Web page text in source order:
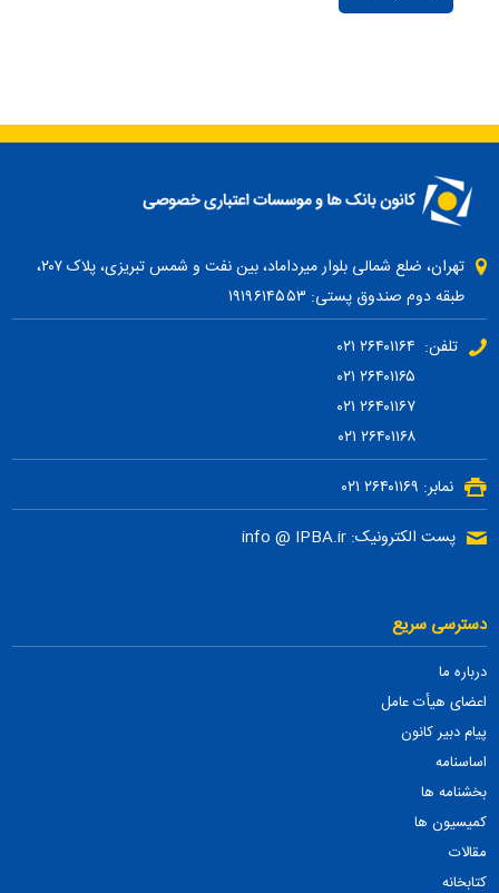
تهران، ضلع شمالی بلوار میرداماد، بین نفت و شمس تبریزی، پلاک ۲۰۷،
طبقه دوم صندوق پستی: ۱۹۱۹۶۱۴۵۵۳
تلفن: ۲۶۴۰۱۱۶۴ ۰۲۱
۲۶۴۰۱۱۶۷ ۰۲۱
۲۶۴۰۱۱۶۸ ۰۲۱
نمابر: ۲۶۴۰۱۱۶۹ ۰۲۱
پست الکترونیک: info @ IPBA.ir
دسترسی سریع
درباره ما
اعضای هیأت عامل
پیام دبیر کانون
اساسنامه
بخشنامه ها
کمیسیون ها
مقالات
کتابخانه